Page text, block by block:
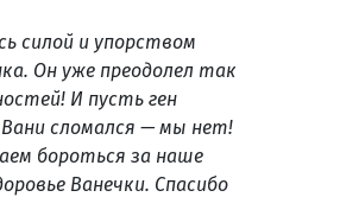
силой и упорством
Он уже преодолел так
И пусть ген
Вани сломался — мы нет!
бороться за наше
Ванечки. Спасибо